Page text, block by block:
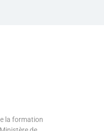
la formation